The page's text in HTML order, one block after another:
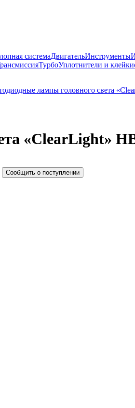
системаДвигательИнструменты
ТурбоУплотнители и
«ClearLight»
Сообщить о поступлении